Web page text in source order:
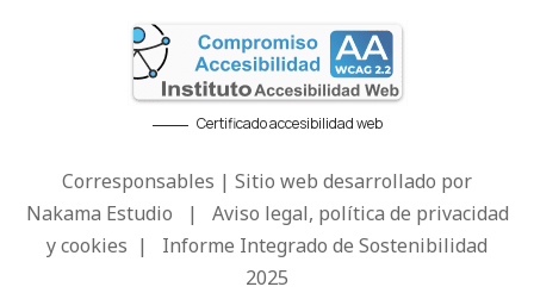
Certificado accesibilidad web
Corresponsables | Sitio web desarrollado por
Nakama Estudio | Aviso legal, política de privacidad
y cookies | Informe Integrado de Sostenibilidad
2025